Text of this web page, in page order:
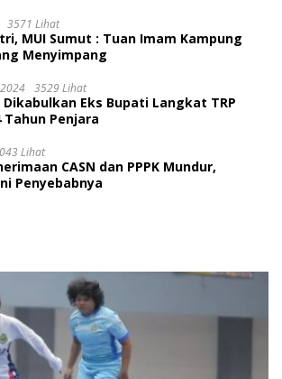
3571 Lihat
MUI Sumut : Tuan Imam Kampung
Menyimpang
3529 Lihat
Dikabulkan Eks Bupati Langkat TRP
Tahun Penjara
Lihat
CASN dan PPPK Mundur,
Penyebabnya